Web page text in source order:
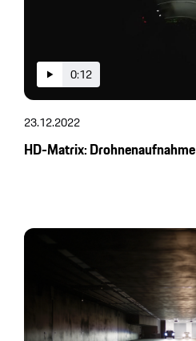
0:12
23.12.2022
HD-Matrix: Drohnenaufnahme